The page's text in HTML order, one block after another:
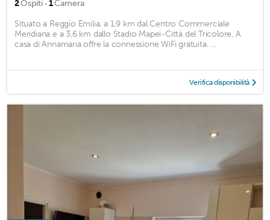
2Ospiti · 1Camera
Situato a Reggio Emilia, a 1,9 km dal Centro Commerciale
Meridiana e a 3,6 km dallo Stadio Mapei-Città del Tricolore, A
casa di Annamaria offre la connessione WiFi gratuita. ...
Verifica disponibilità